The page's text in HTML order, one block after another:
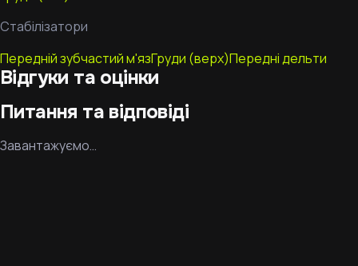
Стабілізатори
Передній зубчастий м'язГруди (верх)Передні дельти
Відгуки та оцінки
Питання та відповіді
Завантажуємо…